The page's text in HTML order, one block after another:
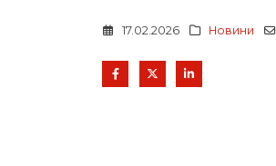
17.02.2026 Новини